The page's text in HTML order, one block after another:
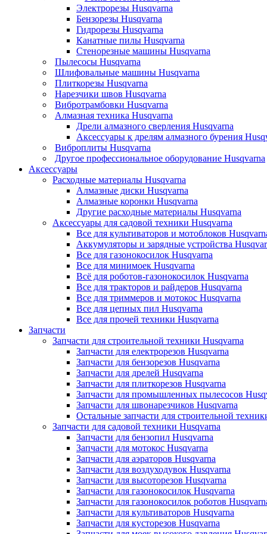
Электрорезы Husqvarna
Бензорезы Husqvarna
Гидрорезы Husqvarna
Канатные пилы Husqvarna
Стенорезные машины Husqvarna
Пылесосы Husqvarna
Шлифовальные машины Husqvarna
Плиткорезы Husqvarna
Нарезчики швов Husqvarna
Вибротрамбовки Husqvarna
Алмазная техника Husqvarna
Дрели алмазного сверления Husqvarna
Аксессуары к дрелям алмазного бурения
Виброплиты Husqvarna
Другое профессиональное оборудование Husqvarna
Аксессуары
Расходные материалы Husqvarna
Алмазные диски Husqvarna
Алмазные коронки Husqvarna
Другие расходные материалы Husqvarna
Аксессуары для садовой техники Husqvarna
Все для культиваторов и мотоблоков
Аккумуляторы и зарядные устройства
Все для газонокосилок Husqvarna
Все для минимоек Husqvarna
Всё для роботов-газонокосилок Husqvarna
Все для тракторов и райдеров Husqvarna
Все для триммеров и мотокос Husqvarna
Все для цепных пил Husqvarna
Все для прочей техники Husqvarna
Запчасти
Запчасти для строительной техники Husqvarna
Запчасти для електрорезов Husqvarna
Запчасти для бензорезов Husqvarna
Запчасти для дрелей Husqvarna
Запчасти для плиткорезов Husqvarna
Запчасти для промышленных пылесосов
Запчасти для швонарезчиков Husqvarna
Остальные запчасти для строительной
Запчасти для садовой техники Husqvarna
Запчасти для бензопил Husqvarna
Запчасти для мотокос Husqvarna
Запчасти для аэраторов Husqvarna
Запчасти для воздуходувок Husqvarna
Запчасти для высоторезов Husqvarna
Запчасти для газонокосилок Husqvarna
Запчасти для газонокосилок роботов
Запчасти для культиваторов Husqvarna
Запчасти для кусторезов Husqvarna